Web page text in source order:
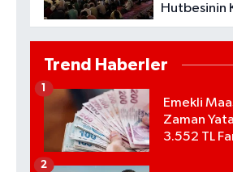
Hutbesinin
Diyanet'ten
Trend Haberler
Emekli
Zaman
3.552 TL
1
2